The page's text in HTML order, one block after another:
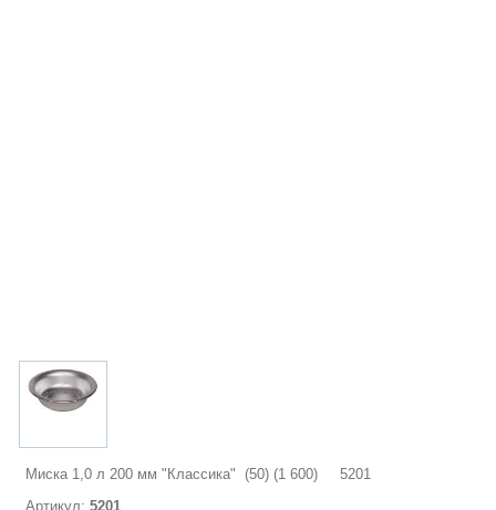
Миска 1,0 л 200 мм "Классика" (50) (1 600) 5201
Артикул:5201